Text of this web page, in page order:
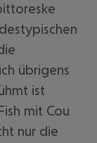
übrigens
ist
mit Cou
nur die